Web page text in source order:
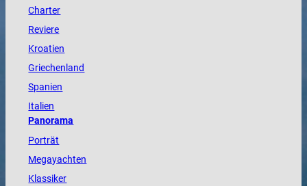
Charter
Reviere
Kroatien
Griechenland
Spanien
Italien
Panorama
Porträt
Megayachten
Klassiker